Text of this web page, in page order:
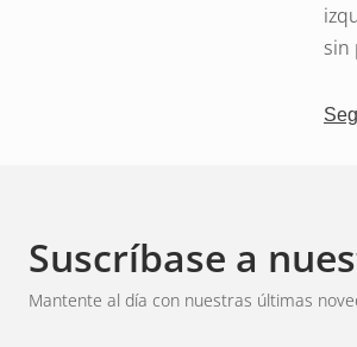
sin
Suscríbase a
Mantente al día con nuestras últimas